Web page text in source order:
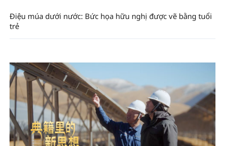
Điệu múa dưới nước: Bức họa hữu nghị được vẽ bằng tuổi
trẻ